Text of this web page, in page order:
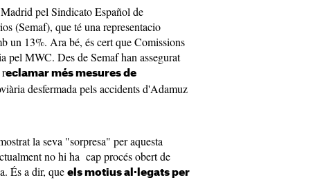
pel Sindicato Español de
(Semaf), que té una representacio
un 13%. Ara bé, és cert que Comissions
pel MWC. Des de Semaf han assegurat
reclamar més mesures de
desfermada pels accidents d'Adamuz
la seva "sorpresa" per aquesta
no hi ha cap procés obert de
És a dir, que els motius al·legats per